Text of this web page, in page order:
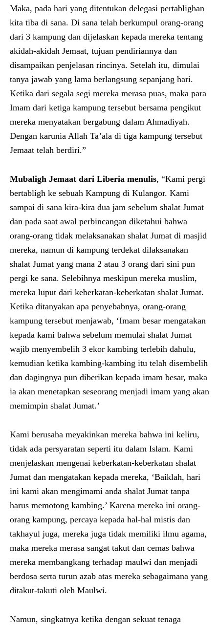
Maka, pada hari yang ditentukan delegasi pertablighan
kita tiba di sana. Di sana telah berkumpul orang-orang
dari 3 kampung dan dijelaskan kepada mereka tentang
akidah-akidah Jemaat, tujuan pendiriannya dan
disampaikan penjelasan rincinya. Setelah itu, dimulai
tanya jawab yang lama berlangsung sepanjang hari.
Ketika dari segala segi mereka merasa puas, maka para
Imam dari ketiga kampung tersebut bersama pengikut
mereka menyatakan bergabung dalam Ahmadiyah.
Dengan karunia Allah Ta’ala di tiga kampung tersebut
Jemaat telah berdiri.”
Mubaligh Jemaat dari Liberia menulis, “Kami pergi
bertabligh ke sebuah Kampung di Kulangor. Kami
sampai di sana kira-kira dua jam sebelum shalat Jumat
dan pada saat awal perbincangan diketahui bahwa
orang-orang tidak melaksanakan shalat Jumat di masjid
mereka, namun di kampung terdekat dilaksanakan
shalat Jumat yang mana 2 atau 3 orang dari sini pun
pergi ke sana. Selebihnya meskipun mereka muslim,
mereka luput dari keberkatan-keberkatan shalat Jumat.
Ketika ditanyakan apa penyebabnya, orang-orang
kampung tersebut menjawab, ‘Imam besar mengatakan
kepada kami bahwa sebelum memulai shalat Jumat
wajib menyembelih 3 ekor kambing terlebih dahulu,
kemudian ketika kambing-kambing itu telah disembelih
dan dagingnya pun diberikan kepada imam besar, maka
ia akan menetapkan seseorang menjadi imam yang akan
memimpin shalat Jumat.’
Kami berusaha meyakinkan mereka bahwa ini keliru,
tidak ada persyaratan seperti itu dalam Islam. Kami
menjelaskan mengenai keberkatan-keberkatan shalat
Jumat dan mengatakan kepada mereka, ‘Baiklah, hari
ini kami akan mengimami anda shalat Jumat tanpa
harus memotong kambing.’ Karena mereka ini orang-
orang kampung, percaya kepada hal-hal mistis dan
takhayul juga, mereka juga tidak memiliki ilmu agama,
maka mereka merasa sangat takut dan cemas bahwa
mereka membangkang terhadap maulwi dan menjadi
berdosa serta turun azab atas mereka sebagaimana yang
ditakut-takuti oleh Maulwi.
Namun, singkatnya ketika dengan sekuat tenaga